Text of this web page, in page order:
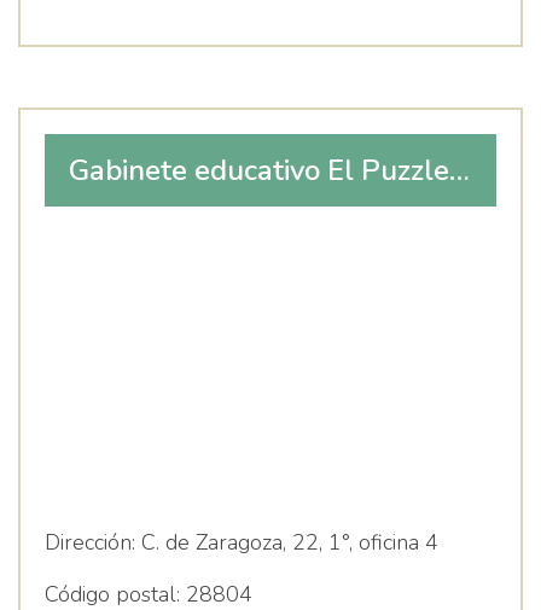
Gabinete educativo El Puzzle,
Dirección: C. de Zaragoza, 22, 1°, oficina 4
Código postal: 28804